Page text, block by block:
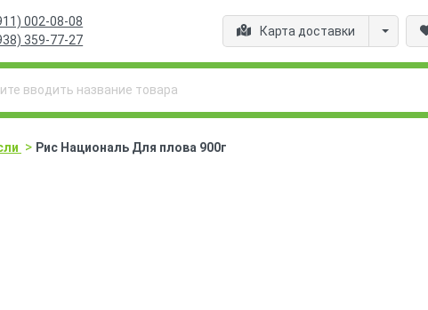
002-08-08
359-77-27
Карта доставки
> Рис Националь Для плова 900г